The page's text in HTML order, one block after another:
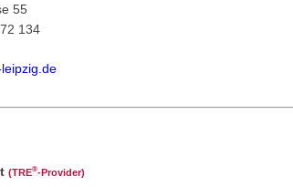
55
134
(TRE®‑Provider)